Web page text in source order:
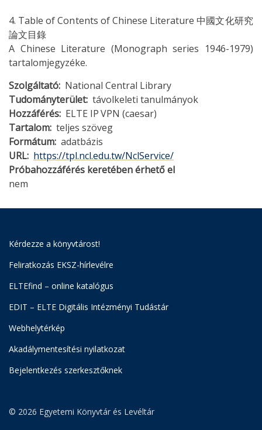
4. Table of Contents of Chinese Literature 中國文化研究
論文目錄
A Chinese Literature (Monograph series 1946-1979)
tartalomjegyzéke.
Szolgáltató National Central Library
Tudományterület távolkeleti tanulmányok
Hozzáférés ELTE IPVPN (caesar)
Tartalom teljes szöveg
Formátum adatbázis
URL https://tpl.ncl.edu.tw/NclService/
Próbahozzáférés keretében érhető el
nem
Kérdezze a könyvtárost!
Feliratkozás EKSZ-hírlevélre
ELTEfind – online katalógus
EDIT – ELTE Digitális Intézményi Tudástár
Webhelytérkép
Akadálymentesítési nyilatkozat
Bejelentkezés szerkesztőknek
© 2026 Egyetemi Könyvtár és Levéltár